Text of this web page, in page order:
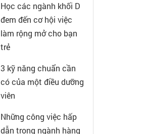
Học các ngành khối D
đem đến cơ hội việc
làm rộng mở cho bạn
trẻ
3 kỹ năng chuẩn cần
có của một điều dưỡng
viên
Những công việc hấp
dẫn trong ngành hàng